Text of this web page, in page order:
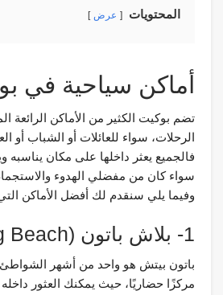
المحتويات عرض
أماكن سياحية في
تضم بوكيت الكثير من الأماكن الرائعة
الرحلات، سواء للعائلات أو الشباب أو
فالجميع يعثر داخلها على مكان يناسبه
سواء كان من مفضلي الهدوء والاستجمام
وفيما يلي سنقدم لك أفضل الأماكن
1- بلاش باتون (Patong Beach):
باتون بيتش هو واحد من أشهر الشواطئ
مركزًا حضاريًا، حيث يمكنك العثور